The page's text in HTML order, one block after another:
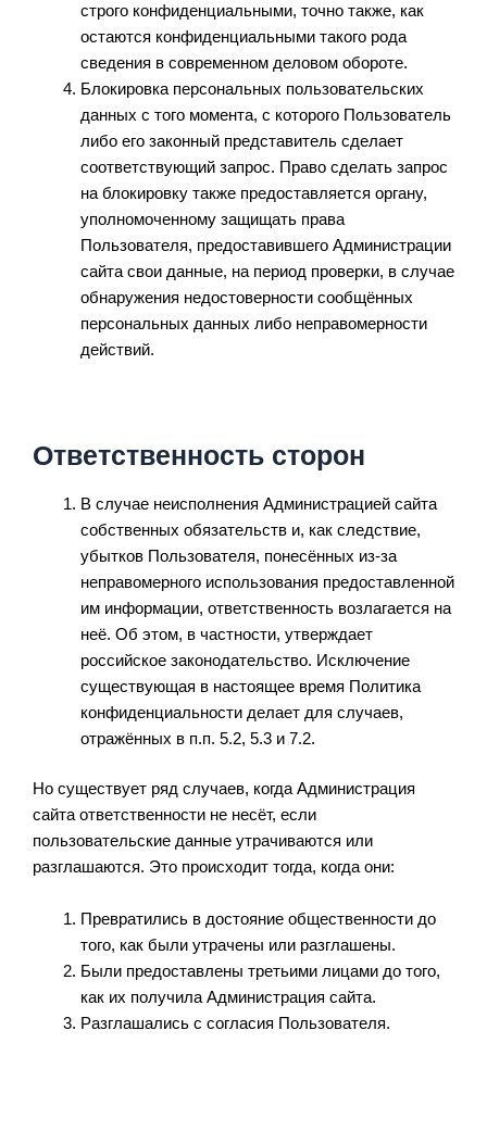
строго конфиденциальными, точно также, как
остаются конфиденциальными такого рода
сведения в современном деловом обороте.
Блокировка персональных пользовательских
данных с того момента, с которого Пользователь
либо его законный представитель сделает
соответствующий запрос. Право сделать запрос
на блокировку также предоставляется органу,
уполномоченному защищать права
Пользователя, предоставившего Администрации
сайта свои данные, на период проверки, в случае
обнаружения недостоверности сообщённых
персональных данных либо неправомерности
действий.
Ответственность сторон
В случае неисполнения Администрацией сайта
собственных обязательств и, как следствие,
убытков Пользователя, понесённых из-за
неправомерного использования предоставленной
им информации, ответственность возлагается на
неё. Об этом, в частности, утверждает
российское законодательство. Исключение
существующая в настоящее время Политика
конфиденциальности делает для случаев,
отражённых в п.п. 5.2, 5.3 и 7.2.
Но существует ряд случаев, когда Администрация
сайта ответственности не несёт, если
пользовательские данные утрачиваются или
разглашаются. Это происходит тогда, когда они:
Превратились в достояние общественности до
того, как были утрачены или разглашены.
Были предоставлены третьими лицами до того,
как их получила Администрация сайта.
Разглашались с согласия Пользователя.